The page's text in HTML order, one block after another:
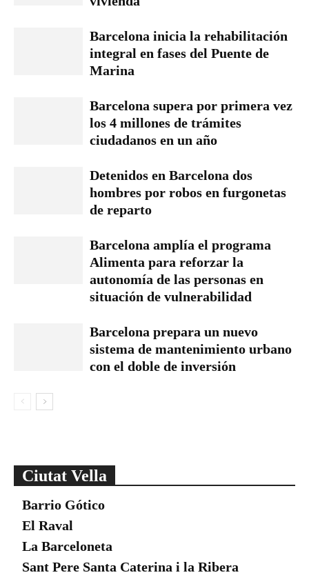
Barcelona inicia la rehabilitación
integral en fases del Puente de
Marina
Barcelona supera por primera vez
los 4 millones de trámites
ciudadanos en un año
Detenidos en Barcelona dos
hombres por robos en furgonetas
de reparto
Barcelona amplía el programa
Alimenta para reforzar la
autonomía de las personas en
situación de vulnerabilidad
Barcelona prepara un nuevo
sistema de mantenimiento urbano
con el doble de inversión
Ciutat Vella
Barrio Gótico
El Raval
La Barceloneta
Sant Pere Santa Caterina i la Ribera